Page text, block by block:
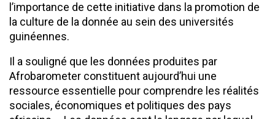
l’importance de cette initiative dans la promotion de
la culture de la donnée au sein des universités
guinéennes.
Il a souligné que les données produites par
Afrobarometer constituent aujourd’hui une
ressource essentielle pour comprendre les réalités
sociales, économiques et politiques des pays